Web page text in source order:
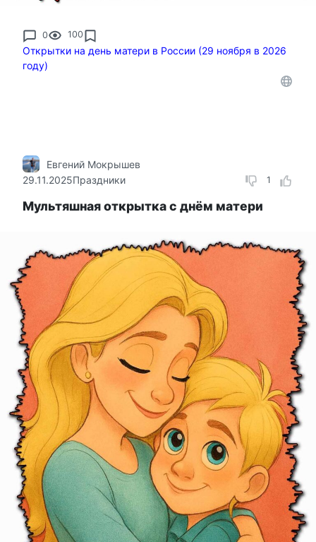
0 100
Открытки на день матери в России (29 ноября в 2026
году)
1
Евгений Мокрышев
29.11.2025Праздники
Мультяшная открытка с днём матери